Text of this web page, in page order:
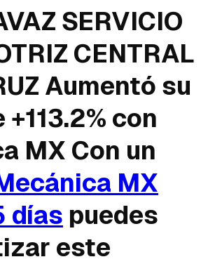
SERVICIO
CENTRAL
Aumentó su
+113.2% con
MX Con un
MX
días puedes
este